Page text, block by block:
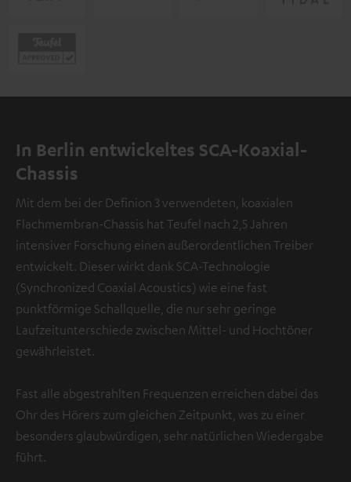
In Berlin entwickeltes SCA-Koaxial-
Chassis
Mit dem bei der Definion 3 verwendeten, koaxialen
Flachmembran-Chassis hat Teufel nach 2,5 Jahren
intensiver Forschung einen außerordentlichen Treiber
entwickelt. Dieser wirkt dank SCA-Technologie
(Synchronized Coaxial Acoustics) wie eine fast
punktförmige Schallquelle, die nur sehr geringe
Laufzeitunterschiede zwischen Mittel- und Hochtöner
gewährleistet.
Fast alle abgestrahlten Frequenzen erreichen dabei das
Ohr des Hörers zum gleichen Zeitpunkt, was zu einer
besonders glaubwürdigen, sehr natürlichen Wiedergabe
führt.